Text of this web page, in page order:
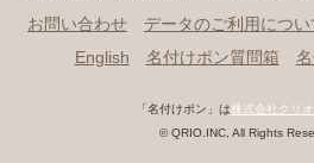
お問い合わせ
データのご利用につい
English
名付けポン質問箱
「名付けポン」は株式会社クリオ
© QRIO.INC, All Rights